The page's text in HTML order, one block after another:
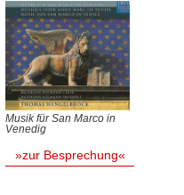
»zur Besprechung«
Musik für San Marco in
Venedig